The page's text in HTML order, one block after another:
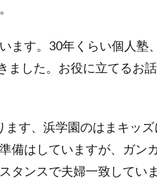
ます。 30年くらい個人塾
ました。お役に立てるお
ます、浜学園のはまキッ
備はしていますが、ガン
タンスで夫婦一致してい